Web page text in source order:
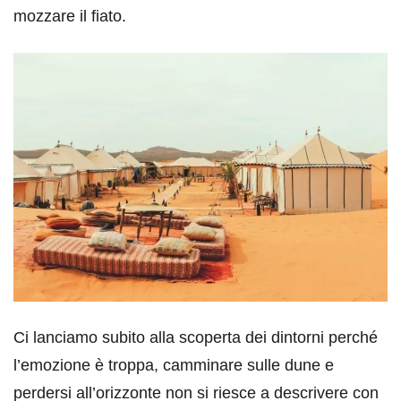
mozzare il fiato.
Ci lanciamo subito alla scoperta dei dintorni perché
l’emozione è troppa, camminare sulle dune e
perdersi all’orizzonte non si riesce a descrivere con